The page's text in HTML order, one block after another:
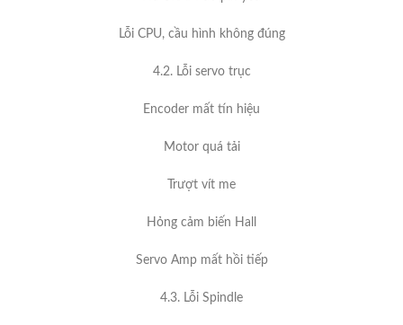
Lỗi CPU, cầu hình không đúng
4.2. Lỗi servo trục
Encoder mất tín hiệu
Motor quá tải
Trượt vít me
Hỏng cảm biến Hall
Servo Amp mất hồi tiếp
4.3. Lỗi Spindle